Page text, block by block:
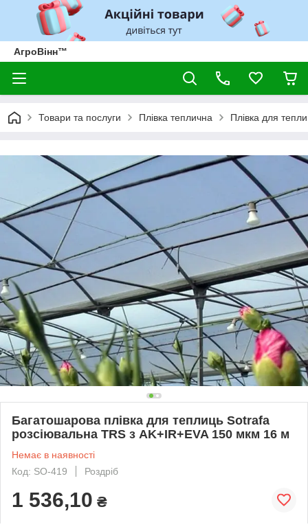
АгроВінн™
Товари та послуги Плівка теплична Плівка для
Багатошарова плівка для теплиць Sotrafa
розсіювальна TRS з AK+IR+EVA 150 мкм 16 м
Немає в наявності
Код: SO-419
Роздріб
1 536,10 ₴